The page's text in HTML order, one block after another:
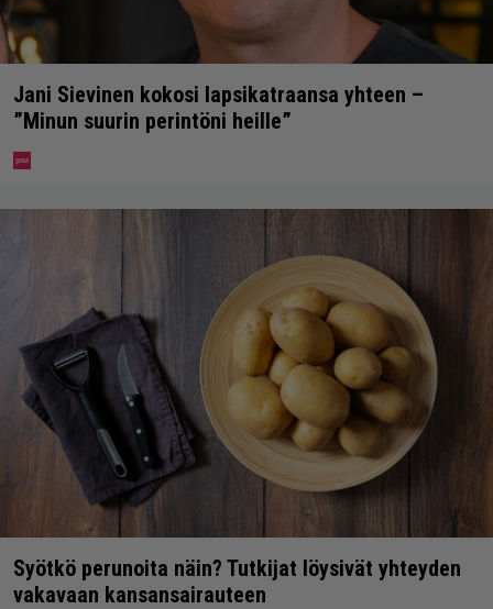
Jani Sievinen kokosi lapsikatraansa yhteen –
”Minun suurin perintöni heille”
Syötkö perunoita näin? Tutkijat löysivät yhteyden
vakavaan kansansairauteen